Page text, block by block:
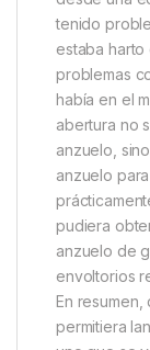
anzuelo
ya que el
por el
que
El equipo lo
incluyendo
Korda
comenzó a
momento en
desde una
tenido
estaba
problemas